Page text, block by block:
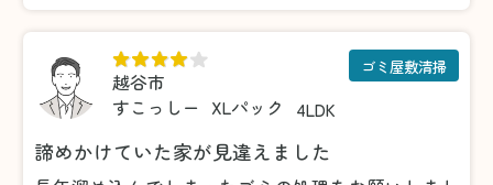
越谷市
すこっしー
XLパック 4LDK
ゴミ屋敷清掃
諦めかけていた家が見違えました